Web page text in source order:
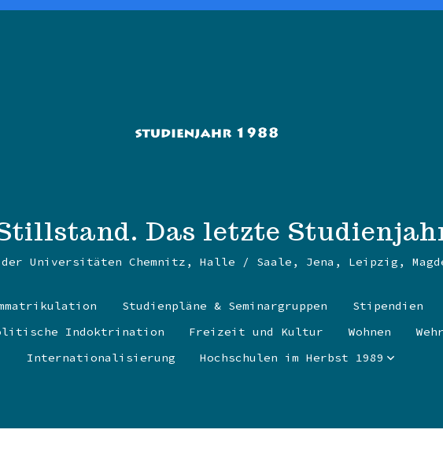
Das letzte
der Universitäten Chemnitz, Halle / Saale, Jena, Leipzig,
Studienpläne & Seminargruppen Stipendien
Indoktrination Freizeit und Kultur Wohnen
Internationalisierung
Hochschulen im Herbst 1989